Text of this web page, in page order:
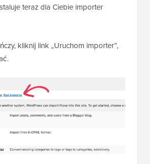
teraz dla Ciebie importer
kliknij link „Uruchom importer”,